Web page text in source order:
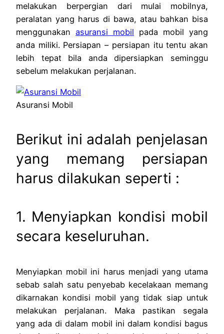
melakukan berpergian dari mulai mobilnya,
peralatan yang harus di bawa, atau bahkan bisa
menggunakan asuransi mobil pada mobil yang
anda miliki. Persiapan – persiapan itu tentu akan
lebih tepat bila anda dipersiapkan seminggu
sebelum melakukan perjalanan.
Asuransi Mobil
Berikut ini adalah penjelasan
yang memang persiapan
harus dilakukan seperti :
1. Menyiapkan kondisi mobil
secara keseluruhan.
Menyiapkan mobil ini harus menjadi yang utama
sebab salah satu penyebab kecelakaan memang
dikarnakan kondisi mobil yang tidak siap untuk
melakukan perjalanan. Maka pastikan segala
yang ada di dalam mobil ini dalam kondisi bagus